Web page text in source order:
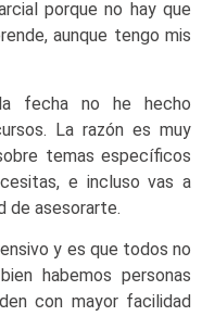
porque no hay que
aunque tengo mis
fecha no he hecho
La razón es muy
temas específicos
e incluso vas a
de asesorarte.
y es que todos no
habemos personas
con mayor facilidad